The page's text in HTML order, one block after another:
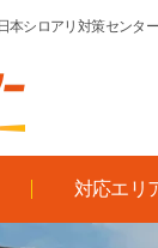
本シロアリ対策センター
対応エリ